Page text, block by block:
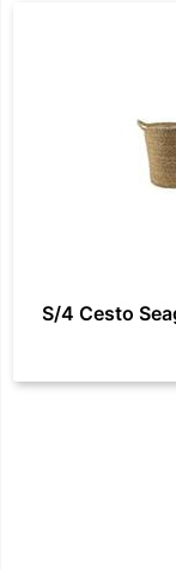
S/4 Cesto